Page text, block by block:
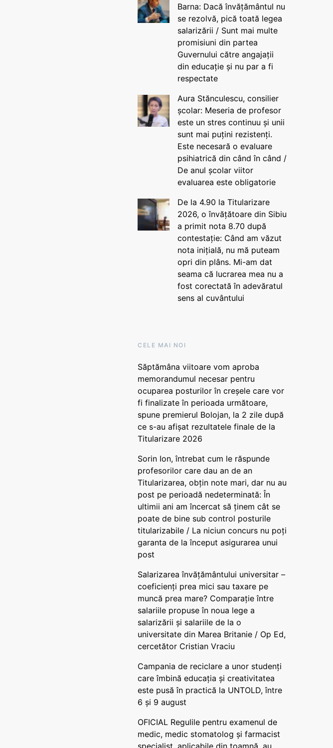
Barna: Dacă învățământul nu
se rezolvă, pică toată legea
salarizării / Sunt mai multe
promisiuni din partea
Guvernului către angajații
din educație și nu par a fi
respectate
Aura Stănculescu, consilier
școlar: Meseria de profesor
este un stres continuu și unii
sunt mai puțini rezistenți.
Este necesară o evaluare
psihiatrică din când în când /
De anul școlar viitor
evaluarea este obligatorie
De la 4.90 la Titularizare
2026, o învățătoare din Sibiu
a primit nota 8.70 după
contestație: Când am văzut
nota inițială, nu mă puteam
opri din plâns. Mi-am dat
seama că lucrarea mea nu a
fost corectată în adevăratul
sens al cuvântului
CELE MAI NOI
Săptămâna viitoare vom aproba
memorandumul necesar pentru
ocuparea posturilor în creșele care vor
fi finalizate în perioada următoare,
spune premierul Bolojan, la 2 zile după
ce s-au afișat rezultatele finale de la
Titularizare 2026
Sorin Ion, întrebat cum le răspunde
profesorilor care dau an de an
Titularizarea, obțin note mari, dar nu au
post pe perioadă nedeterminată: În
ultimii ani am încercat să ținem cât se
poate de bine sub control posturile
titularizabile / La niciun concurs nu poți
garanta de la început asigurarea unui
post
Salarizarea învățământului universitar –
coeficienți prea mici sau taxare pe
muncă prea mare? Comparație între
salariile propuse în noua lege a
salarizării și salariile de la o
universitate din Marea Britanie / Op Ed,
cercetător Cristian Vraciu
Campania de reciclare a unor studenți
care îmbină educația și creativitatea
este pusă în practică la UNTOLD, între
6 și 9 august
OFICIAL Regulile pentru examenul de
medic, medic stomatolog și farmacist
specialist, aplicabile din toamnă, au